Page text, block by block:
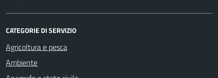
CATEGORIE DI SERVIZIO
Agricoltura e pesca
Ambiente